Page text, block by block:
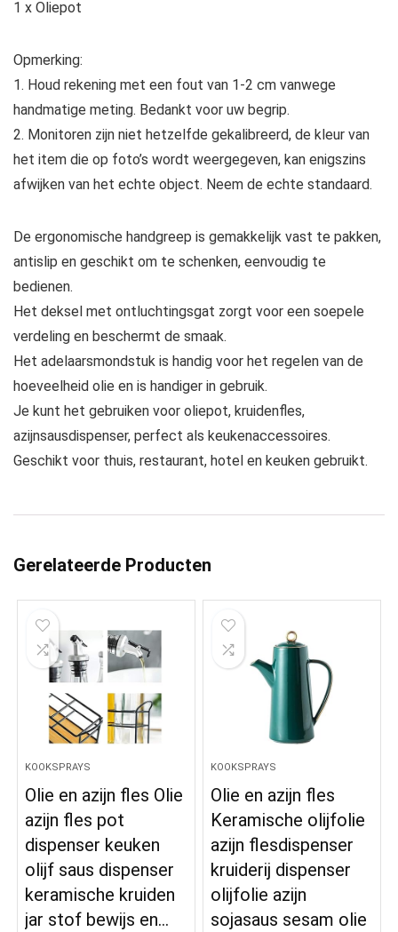
1 x Oliepot
Opmerking:
1. Houd rekening met een fout van 1-2 cm vanwege
handmatige meting. Bedankt voor uw begrip.
2. Monitoren zijn niet hetzelfde gekalibreerd, de kleur van
het item die op foto’s wordt weergegeven, kan enigszins
afwijken van het echte object. Neem de echte standaard.
De ergonomische handgreep is gemakkelijk vast te pakken,
antislip en geschikt om te schenken, eenvoudig te
bedienen.
Het deksel met ontluchtingsgat zorgt voor een soepele
verdeling en beschermt de smaak.
Het adelaarsmondstuk is handig voor het regelen van de
hoeveelheid olie en is handiger in gebruik.
Je kunt het gebruiken voor oliepot, kruidenfles,
azijnsausdispenser, perfect als keukenaccessoires.
Geschikt voor thuis, restaurant, hotel en keuken gebruikt.
Gerelateerde Producten
KOOKSPRAYS
Olie en azijn fles Olie
azijn fles pot
dispenser keuken
olijf saus dispenser
keramische kruiden
jar stof bewijs en…
KOOKSPRAYS
Olie en azijn fles
Keramische olijfolie
azijn flesdispenser
kruiderij dispenser
olijfolie azijn
sojasaus sesam olie